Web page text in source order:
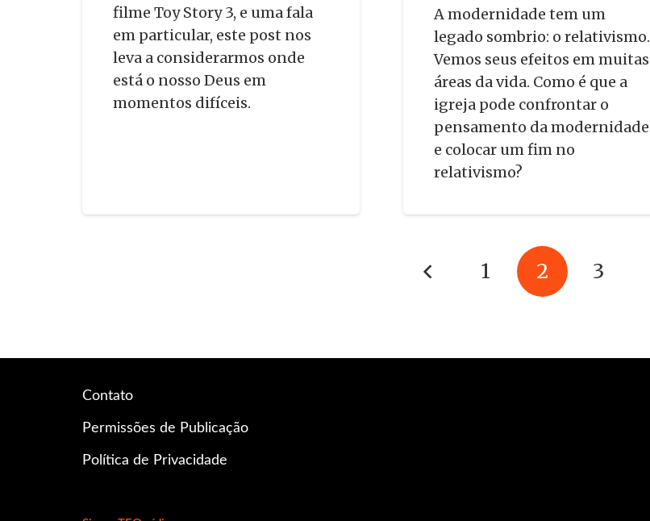
filme Toy Story 3, e uma fala
em particular, este post nos
leva a considerarmos onde
está o nosso Deus em
momentos difíceis.
A modernidade tem um
legado sombrio: o relativismo.
Vemos seus efeitos em muitas
áreas da vida. Como é que a
igreja pode confrontar o
pensamento da modernidade
e colocar um fim no
relativismo?
1 2 3
Contato
Permissões de Publicação
Política de Privacidade